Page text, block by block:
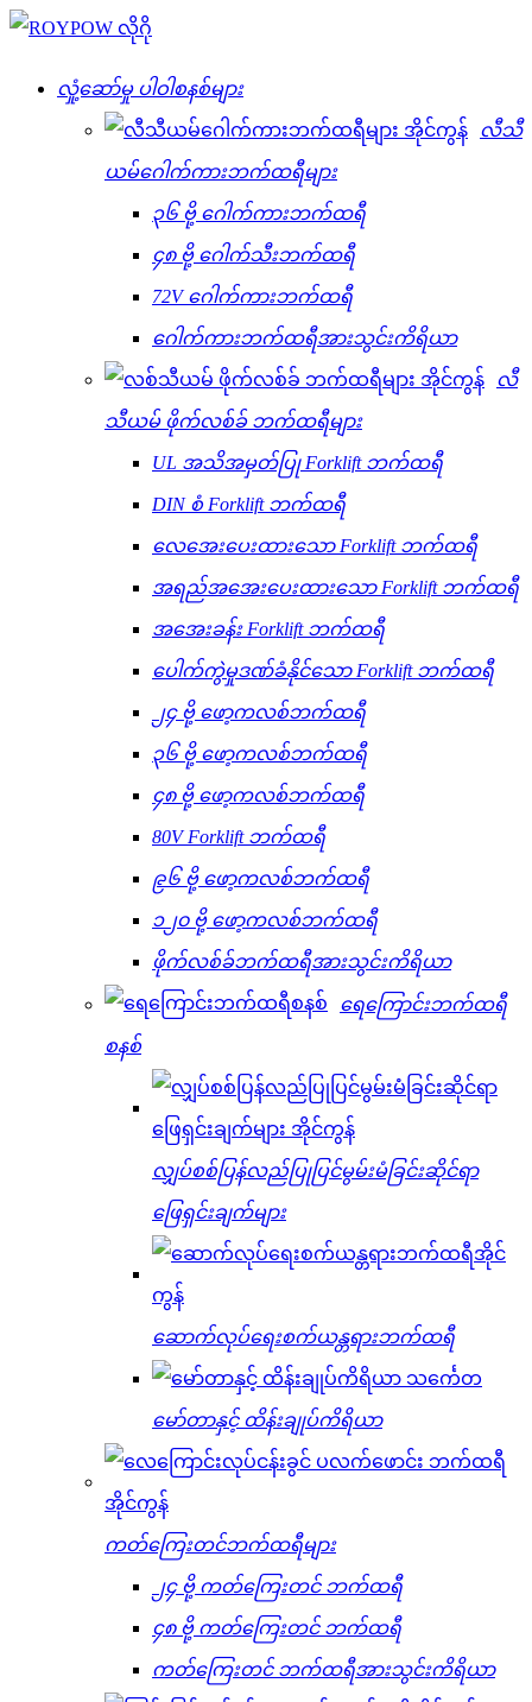
လှုံ့ဆော်မှု ပါဝါစနစ်များ
လီသီ
ယမ်ဂေါက်ကားဘက်ထရီများ
၃၆ ဗို့ ဂေါက်ကားဘက်ထရီ
၄၈ ဗို့ ဂေါက်သီးဘက်ထရီ
72V ဂေါက်ကားဘက်ထရီ
ဂေါက်ကားဘက်ထရီအားသွင်းကိရိယာ
လီ
သီယမ် ဖိုက်လစ်ခ် ဘက်ထရီများ
UL အသိအမှတ်ပြု Forklift ဘက်ထရီ
DIN စံ Forklift ဘက်ထရီ
လေအေးပေးထားသော Forklift ဘက်ထရီ
အရည်အအေးပေးထားသော Forklift ဘက်ထရီ
အအေးခန်း Forklift ဘက်ထရီ
ပေါက်ကွဲမှုဒဏ်ခံနိုင်သော Forklift ဘက်ထရီ
၂၄ ဗို့ ဖော့ကလစ်ဘက်ထရီ
၃၆ ဗို့ ဖော့ကလစ်ဘက်ထရီ
၄၈ ဗို့ ဖော့ကလစ်ဘက်ထရီ
80V Forklift ဘက်ထရီ
၉၆ ဗို့ ဖော့ကလစ်ဘက်ထရီ
၁၂၀ ဗို့ ဖော့ကလစ်ဘက်ထရီ
ဖိုက်လစ်ခ်ဘက်ထရီအားသွင်းကိရိယာ
ရေကြောင်းဘက်ထရီ
စနစ်
လျှပ်စစ်ပြန်လည်ပြုပြင်မွမ်းမံခြင်းဆိုင်ရာ
ဖြေရှင်းချက်များ
ဆောက်လုပ်ရေးစက်ယန္တရားဘက်ထရီ
မော်တာနှင့် ထိန်းချုပ်ကိရိယာ
ကတ်ကြေးတင်ဘက်ထရီများ
၂၄ ဗို့ ကတ်ကြေးတင် ဘက်ထရီ
၄၈ ဗို့ ကတ်ကြေးတင် ဘက်ထရီ
ကတ်ကြေးတင် ဘက်ထရီအားသွင်းကိရိယာ